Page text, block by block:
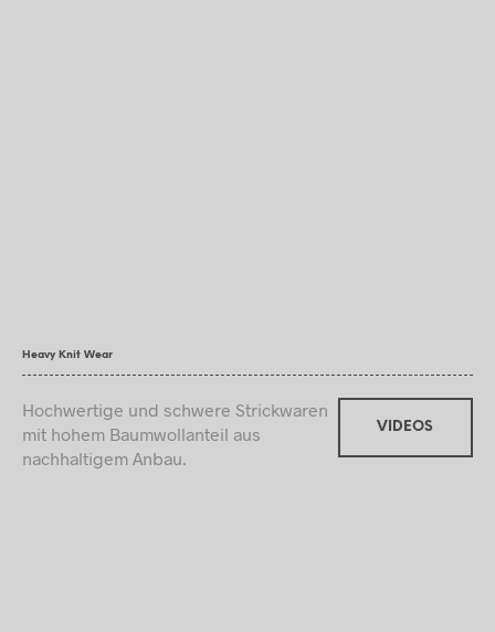
Heavy Knit Wear
Hochwertige und schwere Strickwaren
mit hohem Baumwollanteil aus
nachhaltigem Anbau.
VIDEOS